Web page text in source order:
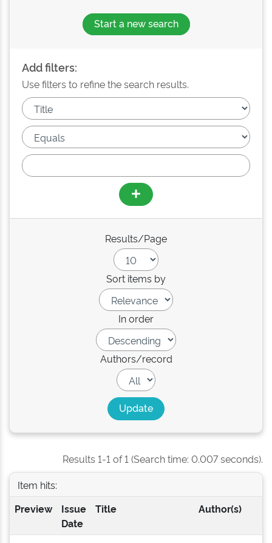
Start a new search
Add filters:
Use filters to refine the search results.
Results/Page
Sort items by
In order
Authors/record
Results 1-1 of 1 (Search time: 0.007 seconds).
Item hits:
Preview
Issue
Date
Title Author(s)